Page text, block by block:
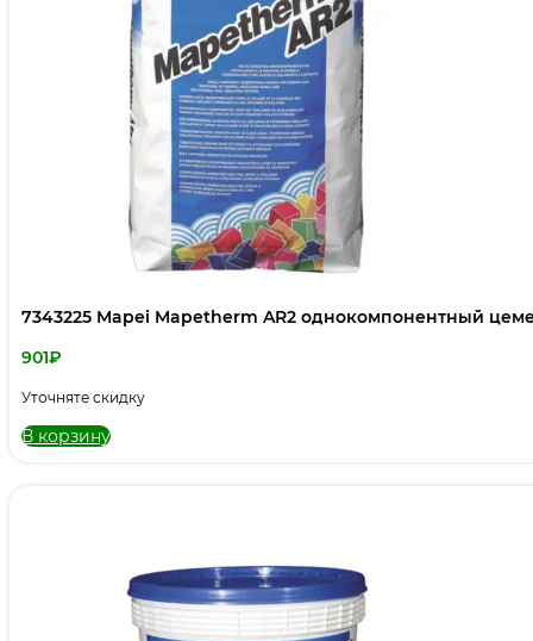
7343225 Mapei Mapetherm AR2 однокомпонентный
901₽
Уточняте скидку
В корзину